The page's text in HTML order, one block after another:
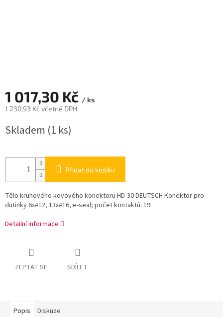
1 017,30 Kč / ks
1 230,93 Kč včetně DPH
cena:
Skladem (1 ks)
Přidat do košíku
Tělo kruhového kovového konektoru HD-30 DEUTSCH Konektor pro
dutinky 6x#12, 13x#16, e-seal; počet kontaktů: 19
Detailní informace
ZEPTAT SE SDÍLET
Popis Diskuze